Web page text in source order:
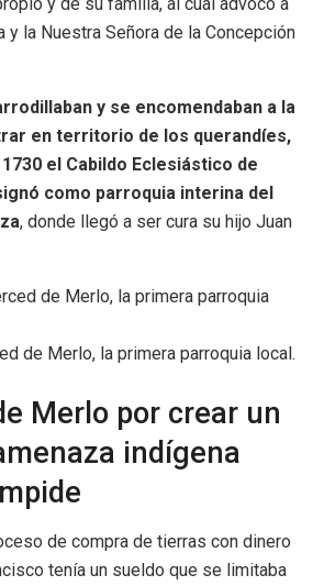
y de su familia, al cual advocó a
y la Nuestra Señora de la Concepción
y se encomendaban a la
en territorio de los querandíes,
el Cabildo Eclesiástico de
como parroquia interina del
, donde llegó a ser cura su hijo Juan
de Merlo, la primera parroquia local.
Merlo por crear un
indígena
de compra de tierras con dinero
tenía un sueldo que se limitaba